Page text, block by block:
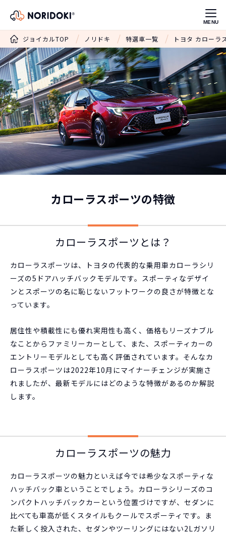
MENU
ジョイカルTOP ノリドキ 特選車一覧 トヨタ カローラ
カローラスポーツの特徴
カローラスポーツとは？
カローラスポーツは、トヨタの代表的な乗用車カローラシリ
ーズの5ドアハッチバックモデルです。スポーティなデザイ
ンとスポーツの名に恥じないフットワークの良さが特徴とな
っています。
居住性や積載性にも優れ実用性も高く、価格もリーズナブル
なことからファミリーカーとして、また、スポーティカーの
エントリーモデルとしても高く評価されています。そんなカ
ローラスポーツは2022年10月にマイナーチェンジが実施さ
れましたが、最新モデルにはどのような特徴があるのか解説
します。
カローラスポーツの魅力
カローラスポーツの魅力といえば今では希少なスポーティな
ハッチバック車ということでしょう。カローラシリーズのコ
ンパクトハッチバックカーという位置づけですが、セダンに
比べても車高が低くスタイルもクールでスポーティです。ま
た新しく投入された、セダンやツーリングにはない2Lガソリ